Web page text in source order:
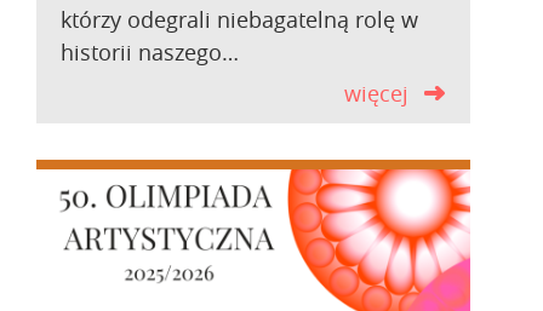
którzy odegrali niebagatelną rolę w
historii naszego…
więcej